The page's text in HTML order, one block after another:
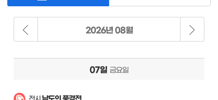
2026년 08월
07일 금요일
전시 남도의 풍경전